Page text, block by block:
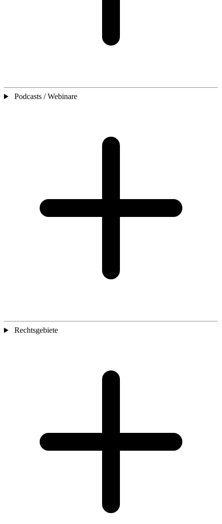
Podcasts / Webinare
Rechtsgebiete